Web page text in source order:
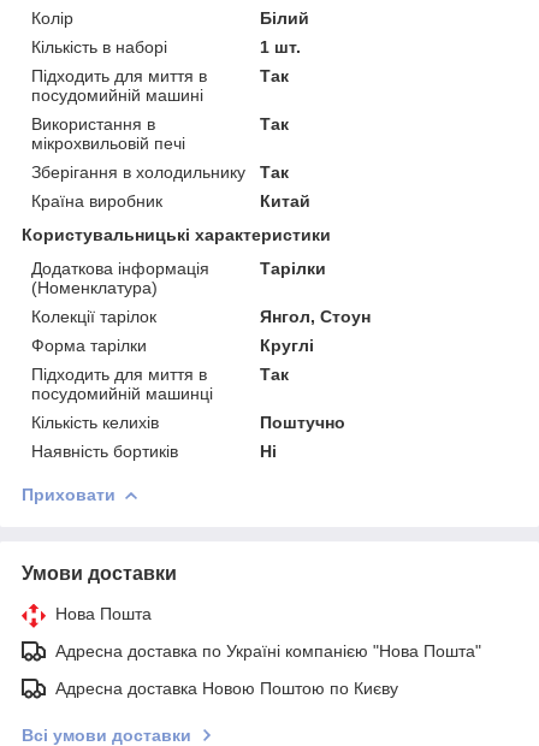
Колір
Білий
Кількість в наборі
1 шт.
Підходить для миття в
посудомийній машині
Так
Використання в
мікрохвильовій печі
Так
Зберігання в холодильнику
Так
Країна виробник
Китай
Користувальницькі характеристики
Додаткова інформація
(Номенклатура)
Тарілки
Колекції тарілок
Янгол, Стоун
Форма тарілки
Круглі
Підходить для миття в
посудомийній машинці
Так
Кількість келихів
Поштучно
Наявність бортиків
Ні
Приховати
Умови доставки
Нова Пошта
Адресна доставка по Україні компанією "Нова Пошта"
Адресна доставка Новою Поштою по Києву
Всі умови доставки